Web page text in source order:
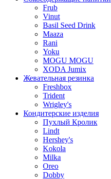
Frub
Vinut
Basil Seed Drink
Maaza
Rani
Yoku
MOGU MOGU
XODA Jumix
Жевательная резинка
Freshbox
Trident
Wrigley's
Кондитерские изделия
Пухлый Кролик
Lindt
Hershey's
Kokola
Milka
Oreo
Dobby